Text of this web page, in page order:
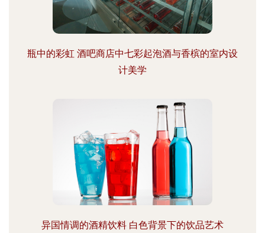
瓶中的彩虹 酒吧商店中七彩起泡酒与香槟的室内设
计美学
异国情调的酒精饮料 白色背景下的饮品艺术